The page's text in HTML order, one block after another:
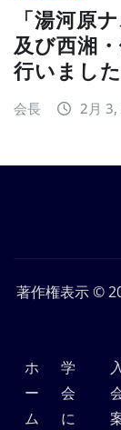
「湯河原
及び西湘
行いました
会長 2月
著作権表示 ©
ホ
ー
ム
学
会
に